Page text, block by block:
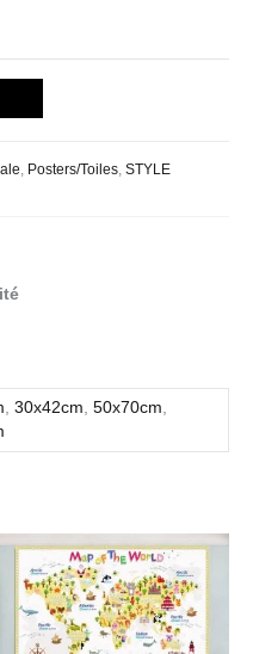
, Posters/Toiles, STYLE
,30x42cm,50x70cm,